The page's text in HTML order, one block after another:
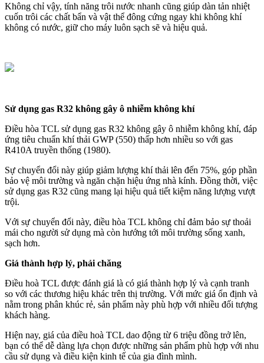
Không chỉ vậy, tính năng trôi nước nhanh cũng giúp dàn tản nhiệt
cuốn trôi các chất bẩn và vật thể đông cứng ngay khi không khí
không có nước, giữ cho máy luôn sạch sẽ và hiệu quả.
Sử dụng gas R32 không gây ô nhiễm không khí
Điều hòa TCL sử dụng gas R32 không gây ô nhiễm không khí, đáp
ứng tiêu chuẩn khí thải GWP (550) thấp hơn nhiều so với gas
R410A truyền thống (1980).
Sự chuyển đổi này giúp giảm lượng khí thải lên đến 75%, góp phần
bảo vệ môi trường và ngăn chặn hiệu ứng nhà kính. Đồng thời, việc
sử dụng gas R32 cũng mang lại hiệu quả tiết kiệm năng lượng vượt
trội.
Với sự chuyển đổi này, điều hòa TCL không chỉ đảm bảo sự thoải
mái cho người sử dụng mà còn hướng tới môi trường sống xanh,
sạch hơn.
Giá thành hợp lý, phải chăng
Điều hoà TCL được đánh giá là có giá thành hợp lý và cạnh tranh
so với các thương hiệu khác trên thị trường. Với mức giá ổn định và
nằm trong phân khúc rẻ, sản phẩm này phù hợp với nhiều đối tượng
khách hàng.
Hiện nay, giá của điều hoà TCL dao động từ 6 triệu đồng trở lên,
bạn có thể dễ dàng lựa chọn được những sản phẩm phù hợp với nhu
cầu sử dụng và điều kiện kinh tế của gia đình mình.